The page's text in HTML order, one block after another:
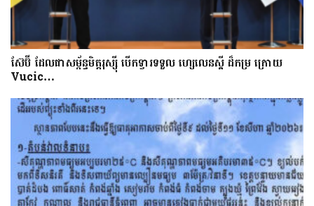
ស៊ែប៊ី​ ដែល​ជា​សម្ព័ន្ធមិត្តរុស្ស៊ី បើក​ទ្វារទទួល​ ហ្សេលេនស្គី​​ ដ៏​កម្រ ក្រោយ
Vucic…